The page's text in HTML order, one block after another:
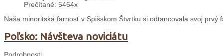
Prečítané: 5464x
Naša minoritská farnosť v Spišskom Štvrtku si odtancovala svoj
Poľsko: Návšteva noviciátu